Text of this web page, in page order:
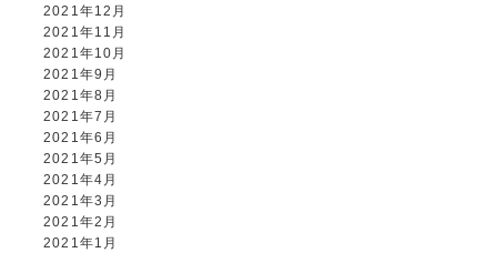
2021年12月
2021年11月
2021年10月
2021年9月
2021年8月
2021年7月
2021年6月
2021年5月
2021年4月
2021年3月
2021年2月
2021年1月